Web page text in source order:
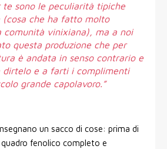
te sono le peculiarità tipiche
(cosa che ha fatto molto
comunità vinixiana), ma a noi
questa produzione che per
è andata in senso contrario e
dirtelo e a farti i complimenti
grande capolavoro.”
un sacco di cose: prima di
fenolico completo e